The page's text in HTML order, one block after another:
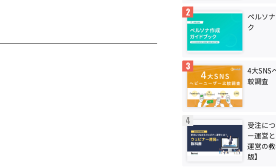
ペルソ
ク
4大SNS
較調査
受注に
ー運営
運営の
版】